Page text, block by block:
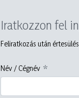
Iratkozzon fel
Feliratkozás után
Név / Cégnév